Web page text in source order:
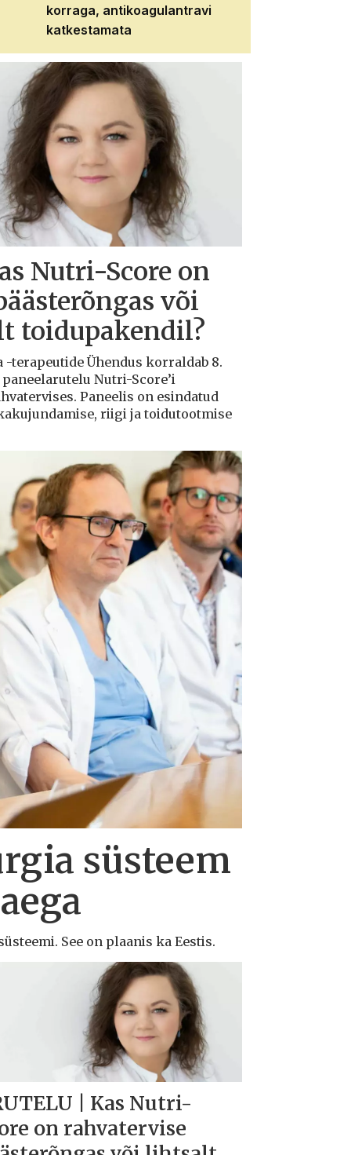
korraga, antikoagulantravi
katkestamata
Nutri-Score on
või
toidupakendil?
terapeutide Ühendus korraldab 8.
Nutri-Score’i
Paneelis on esindatud
riigi ja toidutootmise
süsteem
See on plaanis ka Eestis.
| Kas Nutri-
on rahvatervise